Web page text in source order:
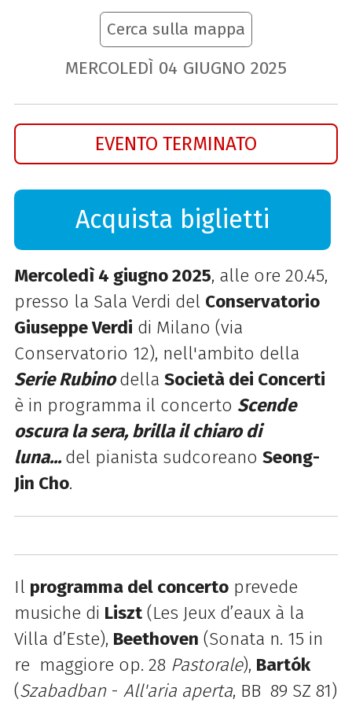
Cerca sulla mappa
MERCOLEDÌ 04 GIUGNO 2025
EVENTO TERMINATO
Acquista biglietti
Mercoledì 4 giugno 2025, alle ore 20.45,
presso la Sala Verdi del Conservatorio
Giuseppe Verdi di Milano (via
Conservatorio 12), nell'ambito della
Serie Rubinodella Società dei Concerti
è in programma il concerto Scende
oscura la sera, brilla il chiaro di
luna... del pianista sudcoreano Seong-
Jin Cho.
Il programma del concertoprevede
musiche di Liszt(Les Jeux d’eaux à la
Villa d’Este), Beethoven (Sonata n. 15 in
re maggiore op. 28 Pastorale), Bartók
(Szabadban- All'aria aperta, BB 89 SZ 81)